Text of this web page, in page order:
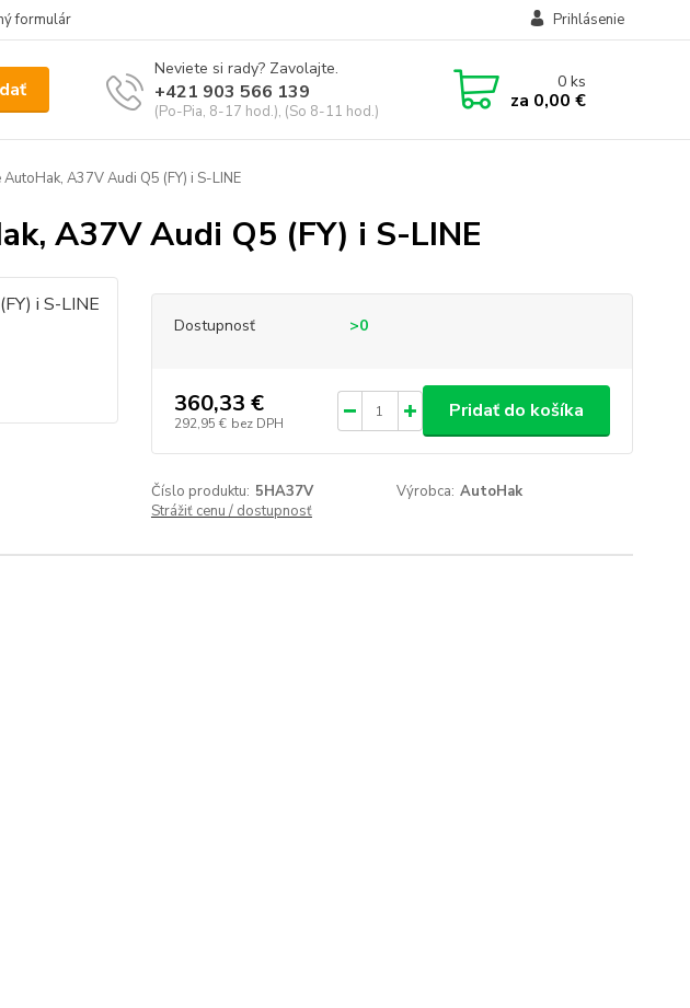
formulár Prihlásenie
Neviete si rady? Zavolajte.
+421 903 566 139
(Po-Pia, 8-17 hod.), (So 8-11 hod.)
0ks
za 0,00 €
A37V Audi Q5 (FY) i S-LINE
A37V Audi Q5 (FY) i S-LINE
Dostupnosť >0
360,33 €
292,95 € bez DPH
Pridať do košíka
Číslo produktu: 5HA37V Výrobca: AutoHak
Strážiť cenu / dostupnosť